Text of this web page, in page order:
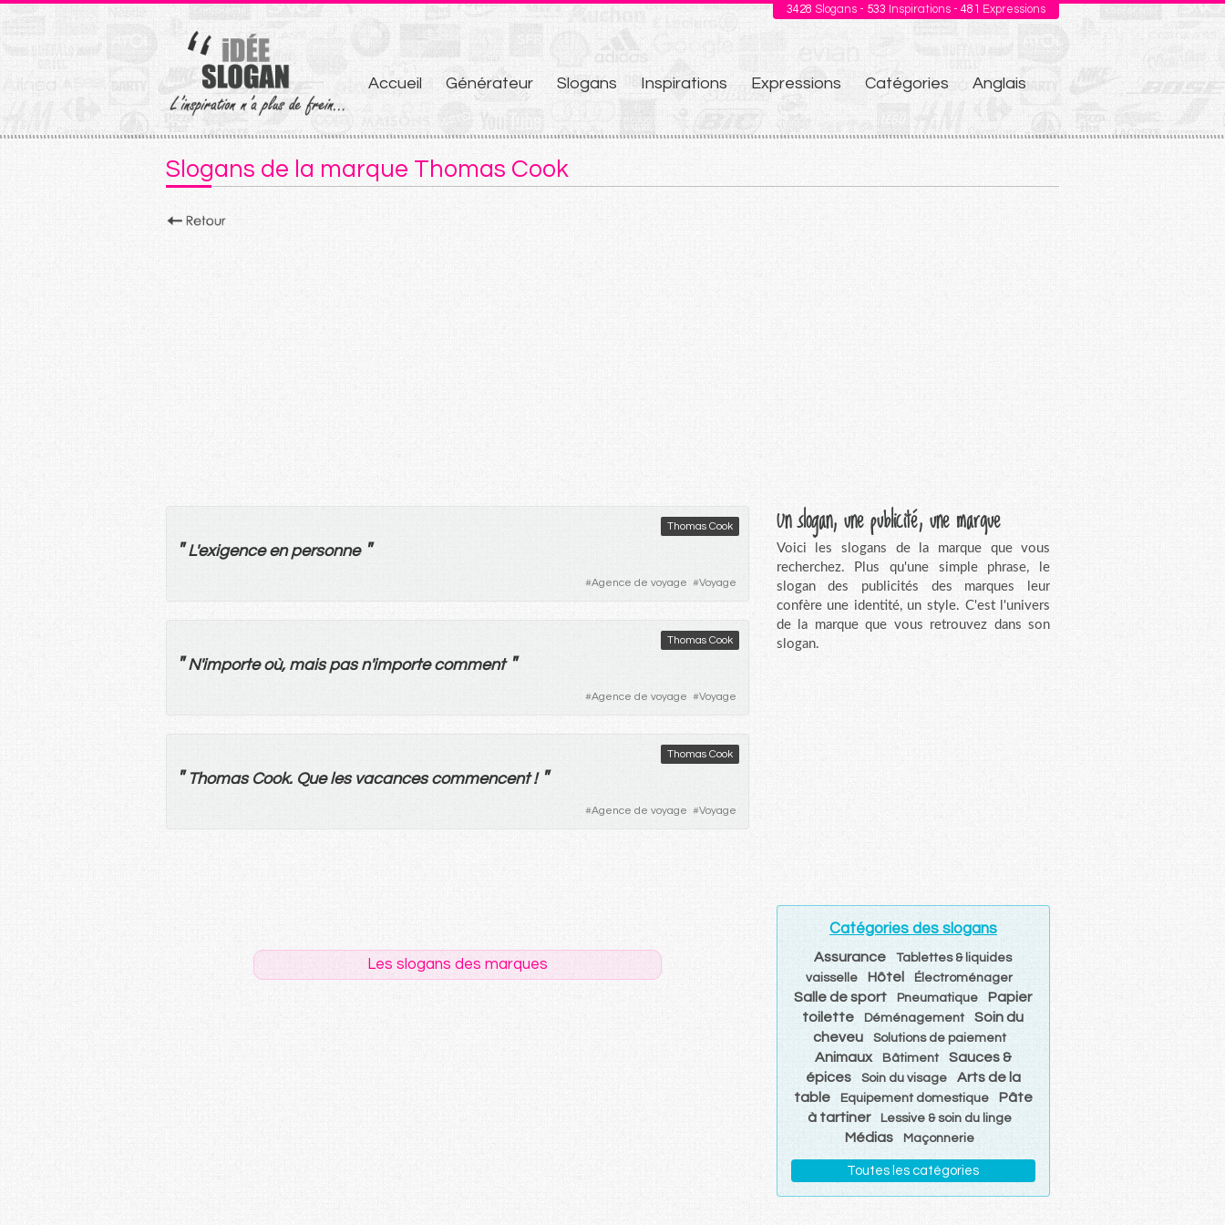
3428 Slogans - 533 Inspirations - 481 Expressions
Aller
au
contenu
Accueil Générateur Slogans Inspirations Expressions Catégories Anglais
Slogans de la marque Thomas Cook
Thomas Cook
"L'exigence en personne "
#Agence de voyage #Voyage
Thomas Cook
"N'importeoù, mais pasn'importecomment "
#Agence de voyage #Voyage
Thomas Cook
"Thomas Cook. Que les vacances commencent! "
#Agence de voyage #Voyage
Les slogans des marques
Un slogan, une publicité, une marque
Voici les slogans de la marque que vous
recherchez. Plus qu'une simple phrase, le
slogan des publicités des marques leur
confère une identité, un style. C'est l'univers
de la marque que vous retrouvez dans son
slogan.
Catégories des slogans
Assurance
Tablettes & liquides
vaisselle
Hôtel Électroménager
Salle de sport Pneumatique
Papier
toilette
Déménagement
Soin du
cheveu
Solutions de paiement
Animaux Bâtiment
Sauces &
épices
Soin du visage
Arts de la
table
Equipement domestique
Pâte
à tartiner
Lessive & soin du linge
Médias Maçonnerie
Toutes les catégories